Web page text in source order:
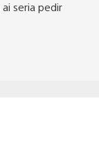
seria pedir